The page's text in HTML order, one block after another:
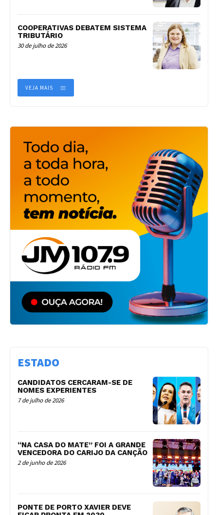
COOPERATIVAS DEBATEM SISTEMA
TRIBUTÁRIO
30 de julho de 2026
VEJA MAIS
ESTADO
CANDIDATOS CERCARAM-SE DE
NOMES EXPERIENTES
7 de julho de 2026
“NA CASA DO MATE” FOI A GRANDE
VENCEDORA DO CARIJO DA CANÇÃO
2 de junho de 2026
PONTE DE PORTO XAVIER DEVE